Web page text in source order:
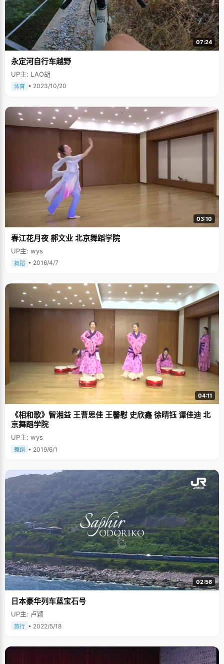
07:24
永定河自行车越野
UP主: LAO胡
体育 • 2023/10/20
03:10
春江花月夜 郝文业 北京舞蹈学院
UP主: wys
舞蹈 • 2016/4/7
04:11
《相和歌》智湘益 王曹思佳 王馨慰 史欣鑫 徐晴钰 谭佳迪 北
京舞蹈学院
UP主: wys
舞蹈 • 2019/6/1
02:56
日本豪华列车蓝宝石号
UP主: 卢颖
旅行 • 2022/5/18